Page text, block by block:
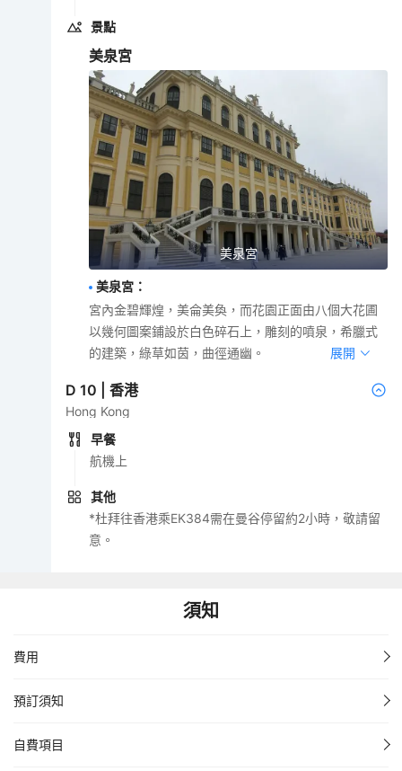
景點
美泉宮
美泉宮
美泉宮 ：
宮內金碧輝煌，美侖美奐，而花園正面由八個大花圃
以幾何圖案鋪設於白色碎石上，雕刻的噴泉，希臘式
的建築，綠草如茵，曲徑通幽。
展開
D10 |香港
Hong Kong
早餐
航機上
其他
*杜拜往香港乘EK384需在曼谷停留約2小時，敬請留
意。
須知
費用
預訂須知
自費項目